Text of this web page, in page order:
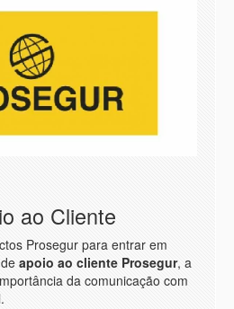
ao Cliente
Prosegur para entrar em
apoio ao cliente Prosegur, a
da comunicação com